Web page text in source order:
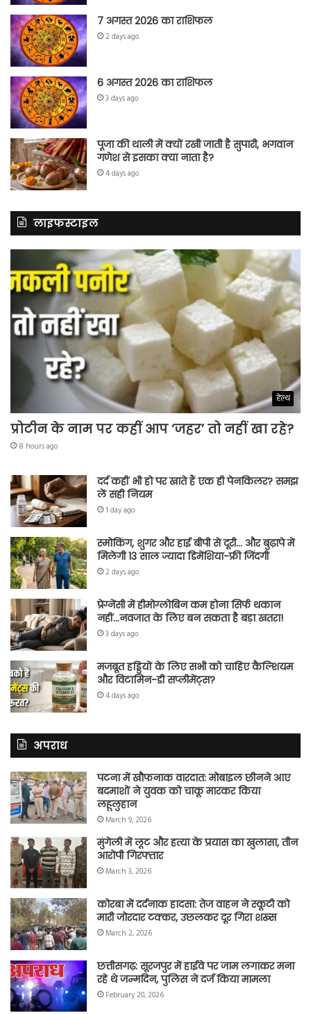
7 अगस्त 2026 का राशिफल
2 days ago
6 अगस्त 2026 का राशिफल
3 days ago
पूजा की थाली में क्यों रखी जाती है सुपारी, भगवान
गणेश से इसका क्या नाता है?
4 days ago
लाइफस्टाइल
हेल्थ
प्रोटीन के नाम पर कहीं आप ‘जहर’ तो नहीं खा रहे?
8 hours ago
दर्द कहीं भी हो पर खाते हैं एक ही पेनकिलर? समझ
लें सही नियम
1 day ago
स्मोकिंग, शुगर और हाई बीपी से दूरी… और बुढ़ापे में
मिलेगी 13 साल ज्यादा डिमेंशिया-फ्री जिंदगी
2 days ago
प्रेग्नेंसी में हीमोग्लोबिन कम होना सिर्फ थकान
नहीं…नवजात के लिए बन सकता है बड़ा खतरा!
3 days ago
मजबूत हड्डियों के लिए सभी को चाहिए कैल्शियम
और विटामिन-डी सप्लीमेंट्स?
4 days ago
अपराध
पटना में खौफनाक वारदात: मोबाइल छीनने आए
बदमाशों ने युवक को चाकू मारकर किया
लहूलुहान
March 9, 2026
मुंगेली में लूट और हत्या के प्रयास का खुलासा, तीन
आरोपी गिरफ्तार
March 3, 2026
कोरबा में दर्दनाक हादसा: तेज वाहन ने स्कूटी को
मारी जोरदार टक्कर, उछलकर दूर गिरा शख्स
March 2, 2026
छत्तीसगढ़: सूरजपुर में हाईवे पर जाम लगाकर मना
रहे थे जन्मदिन, पुलिस ने दर्ज किया मामला
February 20, 2026